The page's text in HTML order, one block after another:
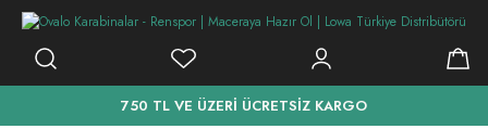
750 TL VE ÜZERİ ÜCRETSİZ KARGO